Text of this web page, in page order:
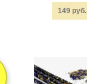
149 руб.